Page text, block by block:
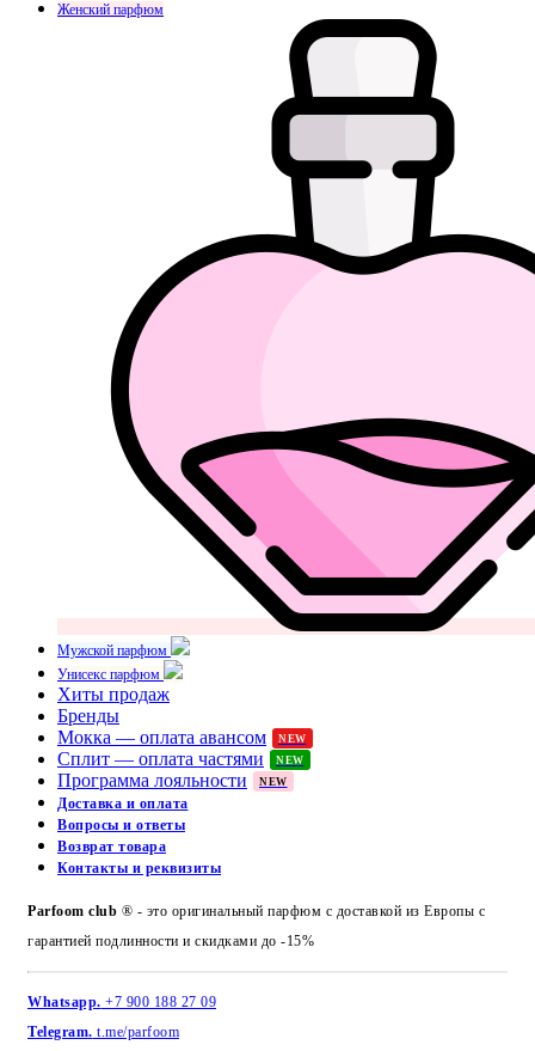
Женский парфюм
Мужской парфюм
Унисекс парфюм
Хиты продаж
Бренды
Мокка — оплата авансом
NEW
Сплит — оплата частями NEW
Программа лояльности NEW
Доставка и оплата
Вопросы и ответы
Возврат товара
Контакты и реквизиты
Parfoom club ® - это оригинальный парфюм с доставкой из Европы с
гарантией подлинности и скидками до -15%
Whatsapp. +7 900 188 27 09
Telegram. t.me/parfoom